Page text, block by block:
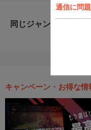
通信に問
同じジャンルのおすす
キャンペーン・お得な情